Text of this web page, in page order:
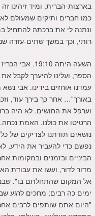
בארצות-הברית, ומיד זיהינו
כמו חברים ותיקים שמעולם
ונתנה לי את ברכתה להתחיל
רותי, וכך במשך שתים-עזרה
השעה היתה
הספר, ועלינו להיערך לקבל
עמדנו אוחזים בידינו. אבי
באורך"… אחר כך בירך עוד,
וערפל את החושים. לא היה
הרטיטו את כולנו. האמת
נושאים תודתנו לצדיקים של
נפשם כדי להעביר את הידע,
הביניים ובזמנים ובמקומות
מדור לדור, ועשו את עבודת
אל המקום שהתחלתם בו". שבנו
ימים כה רבים; מחכים לרגע
"היום אתם שותפים לרבים